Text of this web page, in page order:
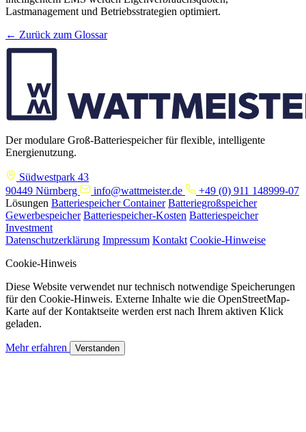
Lastmanagement und Betriebsstrategien optimiert.
← Zurück zum Glossar
Der modulare Groß-Batteriespeicher für flexible, intelligente
Energienutzung.
Südwestpark 43
90449 Nürnberg
info@wattmeister.de
+49 (0) 911 148999-07
Lösungen Batteriespeicher Container Batteriegroßspeicher
Gewerbespeicher Batteriespeicher-Kosten Batteriespeicher
Investment
Datenschutzerklärung Impressum Kontakt Cookie-Hinweise
Cookie-Hinweis
Diese Website verwendet nur technisch notwendige Speicherungen
für den Cookie-Hinweis. Externe Inhalte wie die OpenStreetMap-
Karte auf der Kontaktseite werden erst nach Ihrem aktiven Klick
geladen.
Mehr erfahren Verstanden